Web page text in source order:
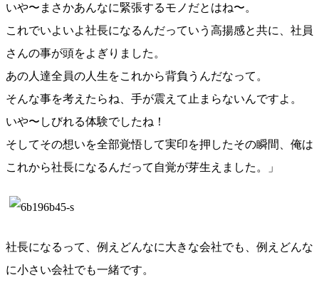
いや〜まさかあんなに緊張するモノだとはね〜。
これでいよいよ社長になるんだっていう高揚感と共に、社員
さんの事が頭をよぎりました。
あの人達全員の人生をこれから背負うんだなって。
そんな事を考えたらね、手が震えて止まらないんですよ。
いや〜しびれる体験でしたね！
そしてその想いを全部覚悟して実印を押したその瞬間、俺は
これから社長になるんだって自覚が芽生えました。」
社長になるって、例えどんなに大きな会社でも、例えどんな
に小さい会社でも一緒です。